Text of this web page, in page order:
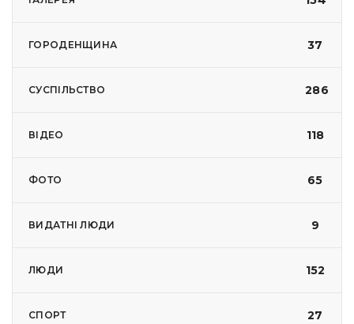
ГОРОДЕНЩИНА 37
СУСПІЛЬСТВО 286
ВІДЕО 118
ФОТО 65
ВИДАТНІ ЛЮДИ 9
ЛЮДИ 152
СПОРТ 27